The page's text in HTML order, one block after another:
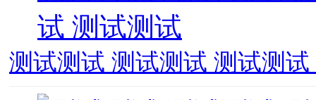
测试测试 测试测试 测试测